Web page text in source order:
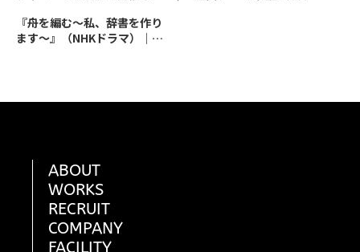
『舟を編む〜私、辞書を作り
ます〜』（NHKドラマ）｜
ABOUT
WORKS
RECRUIT
COMPANY
FACILITY